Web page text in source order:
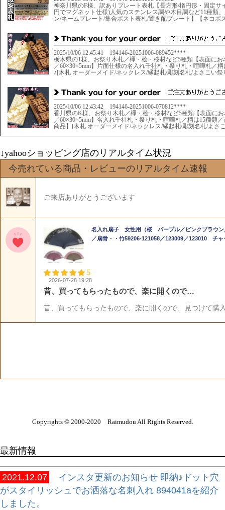
↓yahooショッピング店のリアルタイム状況
Copyrights © 2000-2020 Raimudou All Rights Reserved.
最新情報
2021.12.07
インスタ更新のお知らせ 即納♪ドット穴
がスタイリッシュでお洒落な名刺入れ 894041aを紹介
しました。